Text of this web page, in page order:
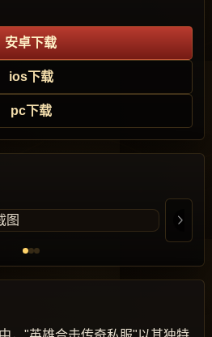
安卓下载
ios下载
pc下载